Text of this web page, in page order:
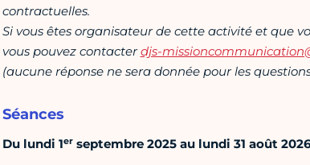
contractuelles.
Si vous êtes organisateur de cette activité et que
vous pouvez contacterdjs-
(aucune réponse ne sera donnée pour les
Séances
Du lundi 1erseptembre 2025 au lundi 31 août